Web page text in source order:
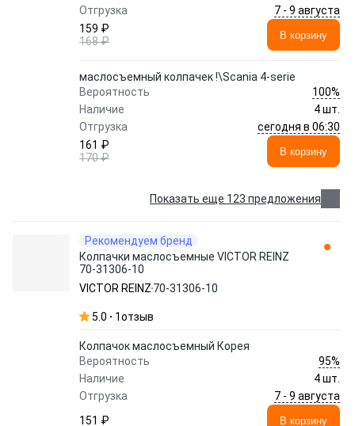
Отгрузка
7 - 9 августа
159 ₽
168 ₽
В корзину
маслосъемный колпачек !\Scania 4-serie
Вероятность
100%
Наличие
4 шт.
Отгрузка
сегодня в 06:30
161 ₽
170 ₽
В корзину
Показать еще 123 предложения
Рекомендуем бренд
Колпачки маслосъемные VICTOR REINZ
70-31306-10
VICTOR REINZ 70-31306-10
5.0 1отзыв
Колпачок маслосъемный Корея
Вероятность
95%
Наличие
4 шт.
Отгрузка
7 - 9 августа
151 ₽
В корзину